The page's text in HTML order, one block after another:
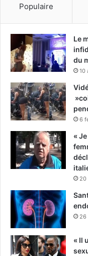
Populaire
Le
du
10
6
«
20
26
« Il